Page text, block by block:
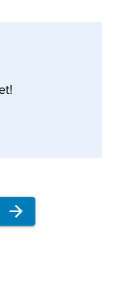
och
också
i
av